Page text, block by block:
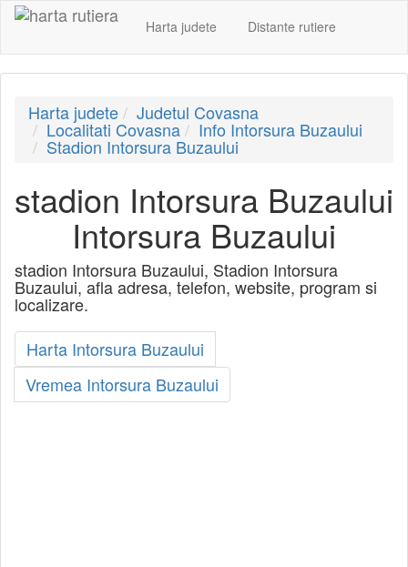
Harta judete Distante rutiere
Harta judete Judetul Covasna
Localitati Covasna Info Intorsura Buzaului
Stadion Intorsura Buzaului
stadion Intorsura Buzaului
Intorsura Buzaului
stadion Intorsura Buzaului, Stadion Intorsura
Buzaului, afla adresa, telefon, website, program si
localizare.
Harta Intorsura Buzaului
Vremea Intorsura Buzaului